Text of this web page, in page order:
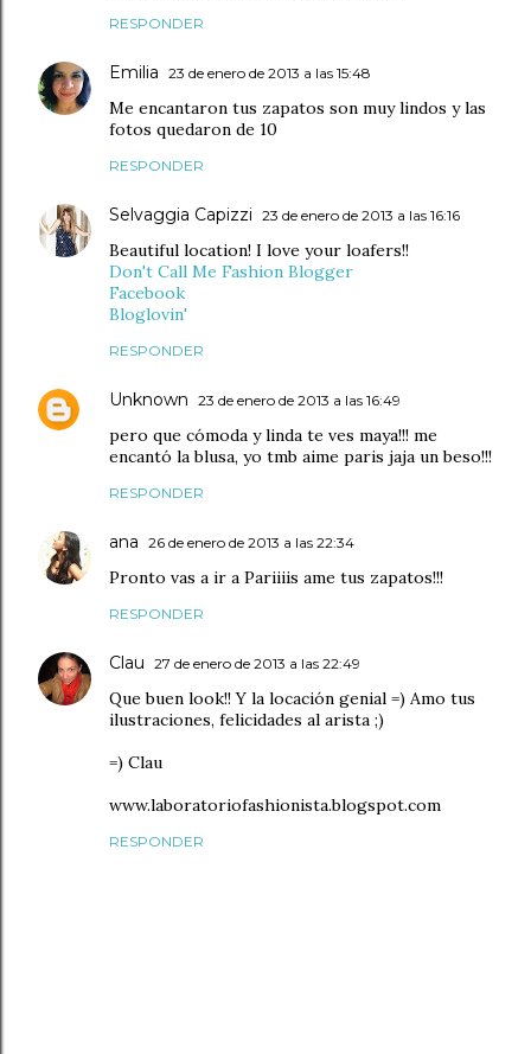
RESPONDER
Emilia 23 de enero de 2013 a las 15:48
Me encantaron tus zapatos son muy lindos y las
fotos quedaron de 10
RESPONDER
Selvaggia Capizzi 23 de enero de 2013 a las 16:16
Beautiful location! I love your loafers!!
Don't Call Me Fashion Blogger
Facebook
Bloglovin'
RESPONDER
Unknown 23 de enero de 2013 a las 16:49
pero que cómoda y linda te ves maya!!! me
encantó la blusa, yo tmb aime paris jaja un beso!!!
RESPONDER
ana 26 de enero de 2013 a las 22:34
Pronto vas a ir a Pariiiis ame tus zapatos!!!
RESPONDER
Clau 27 de enero de 2013 a las 22:49
Que buen look!! Y la locación genial =) Amo tus
ilustraciones, felicidades al arista ;)
=) Clau
www.laboratoriofashionista.blogspot.com
RESPONDER